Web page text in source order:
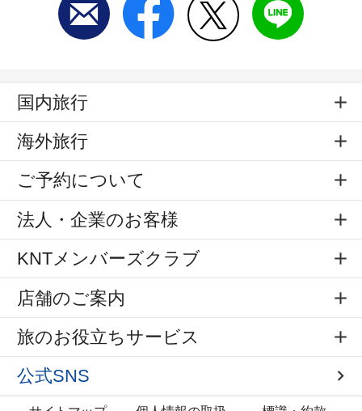
国内旅行
海外旅行
ご予約について
法人・企業のお客様
KNTメンバーズクラブ
店舗のご案内
旅のお役立ちサービス
公式SNS